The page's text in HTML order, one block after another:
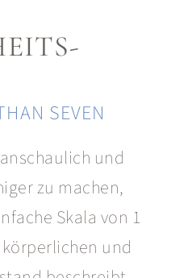
SEVEN
und
zu machen,
Skala von 1
körperlichen und